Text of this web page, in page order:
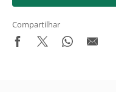
Compartilhar